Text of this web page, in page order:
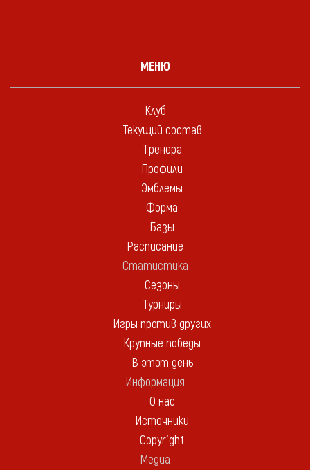
МЕНЮ
Клуб
Текущий состав
Тренера
Профили
Эмблемы
Форма
Базы
Расписание
Статистика
Сезоны
Турниры
Игры против других
Крупные победы
В этот день
Информация
О нас
Источники
Copyright
Медиа